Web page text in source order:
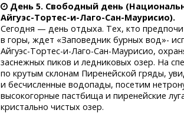
День 5. Свободный день
Айгуэс-Тортес-и-Лаго-Сан-Маурисио).
Сегодня — день отдыха. Тех, кто
в горы, ждет «Заповедник бурных вод»-
Айгуэс-Тортес-и-Лаго-Сан-Маурисио,
заснежных пиков и ледниковых озер. На
по крутым склонам Пиренейской гряды,
и бесчисленные водопады, посетим
высокогорные пастбища и пиренейские
кристально чистых озер.